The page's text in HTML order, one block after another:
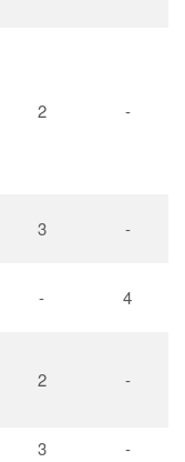
2 -
3 -
- 4
2 -
3
-